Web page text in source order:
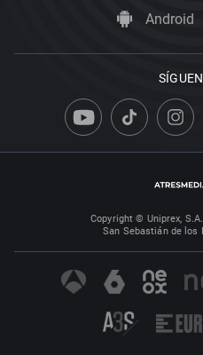
Android
Copyright © Uniprex,
San Sebastián de los